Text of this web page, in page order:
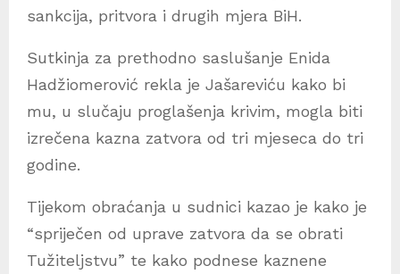
sankcija, pritvora i drugih mjera BiH.
Sutkinja za prethodno saslušanje Enida
Hadžiomerović rekla je Jašareviću kako bi
mu, u slučaju proglašenja krivim, mogla biti
izrečena kazna zatvora od tri mjeseca do tri
godine.
Tijekom obraćanja u sudnici kazao je kako je
“spriječen od uprave zatvora da se obrati
Tužiteljstvu” te kako podnese kaznene